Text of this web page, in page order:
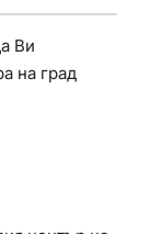
Ви
на град